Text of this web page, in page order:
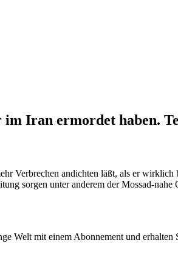
im Iran ermordet haben.
Verbrechen andichten läßt, als er
sorgen unter anderem der Mossad-
Welt mit einem Abonnement und